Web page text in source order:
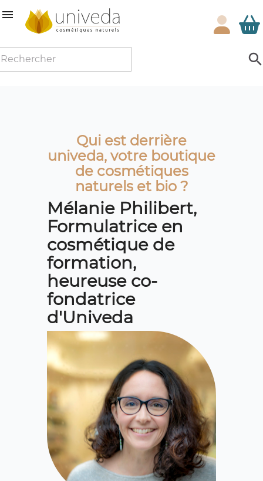

Qui est derrière
univeda, votre boutique
de cosmétiques
naturels et bio ?
Mélanie Philibert,
Formulatrice en
cosmétique de
formation,
heureuse co-
fondatrice
d'Univeda